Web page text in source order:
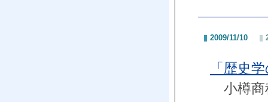
2009/11/10
「歴史
小樽商